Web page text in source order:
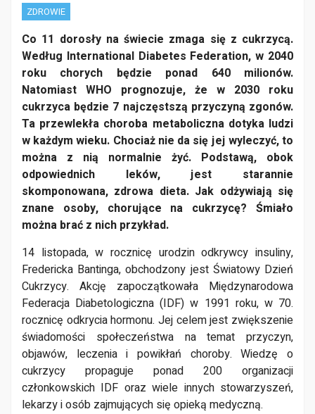
ZDROWIE
Co 11 dorosły na świecie zmaga się z cukrzycą.
Według International Diabetes Federation, w 2040
roku chorych będzie ponad 640 milionów.
Natomiast WHO prognozuje, że w 2030 roku
cukrzyca będzie 7 najczęstszą przyczyną zgonów.
Ta przewlekła choroba metaboliczna dotyka ludzi
w każdym wieku. Chociaż nie da się jej wyleczyć, to
można z nią normalnie żyć. Podstawą, obok
odpowiednich leków, jest starannie
skomponowana, zdrowa dieta. Jak odżywiają się
znane osoby, chorujące na cukrzycę? Śmiało
można brać z nich przykład.
14 listopada, w rocznicę urodzin odkrywcy insuliny,
Fredericka Bantinga, obchodzony jest Światowy Dzień
Cukrzycy. Akcję zapoczątkowała Międzynarodowa
Federacja Diabetologiczna (IDF) w 1991 roku, w 70.
rocznicę odkrycia hormonu. Jej celem jest zwiększenie
świadomości społeczeństwa na temat przyczyn,
objawów, leczenia i powikłań choroby. Wiedzę o
cukrzycy propaguje ponad 200 organizacji
członkowskich IDF oraz wiele innych stowarzyszeń,
lekarzy i osób zajmujących się opieką medyczną.